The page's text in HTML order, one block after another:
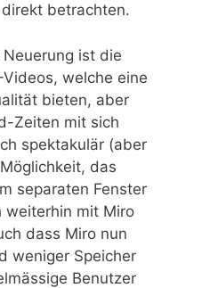
betrachten.
ist die
welche eine
bieten, aber
Zeiten mit sich
spektakulär (aber
das
separaten Fenster
weiterhin mit Miro
dass Miro nun
weniger Speicher
Benutzer